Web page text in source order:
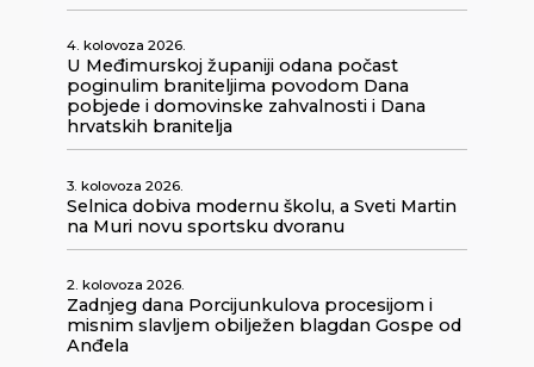
4. kolovoza 2026.
U Međimurskoj županiji odana počast
poginulim braniteljima povodom Dana
pobjede i domovinske zahvalnosti i Dana
hrvatskih branitelja
3. kolovoza 2026.
Selnica dobiva modernu školu, a Sveti Martin
na Muri novu sportsku dvoranu
2. kolovoza 2026.
Zadnjeg dana Porcijunkulova procesijom i
misnim slavljem obilježen blagdan Gospe od
Anđela